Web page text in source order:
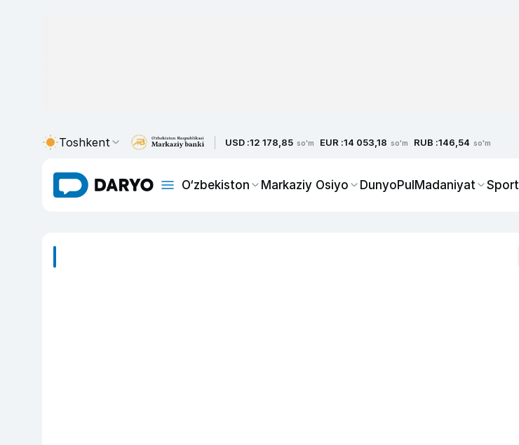
Toshkent USD :12 178,85 so'm EUR :14 053,18 so'm RUB :146,54 so'm
O‘zbekiston Markaziy Osiyo DunyoPulMadaniyat Sport